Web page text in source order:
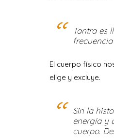
Tantra es
El cuerpo físico
elige y excluye.
Sin la
energía y
cuerpo.